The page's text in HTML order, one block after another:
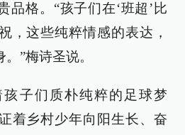
品格。“孩子们在‘班超’比
，这些纯粹情感的表达，
”梅诗圣说。
子们质朴纯粹的足球梦
着乡村少年向阳生长、奋